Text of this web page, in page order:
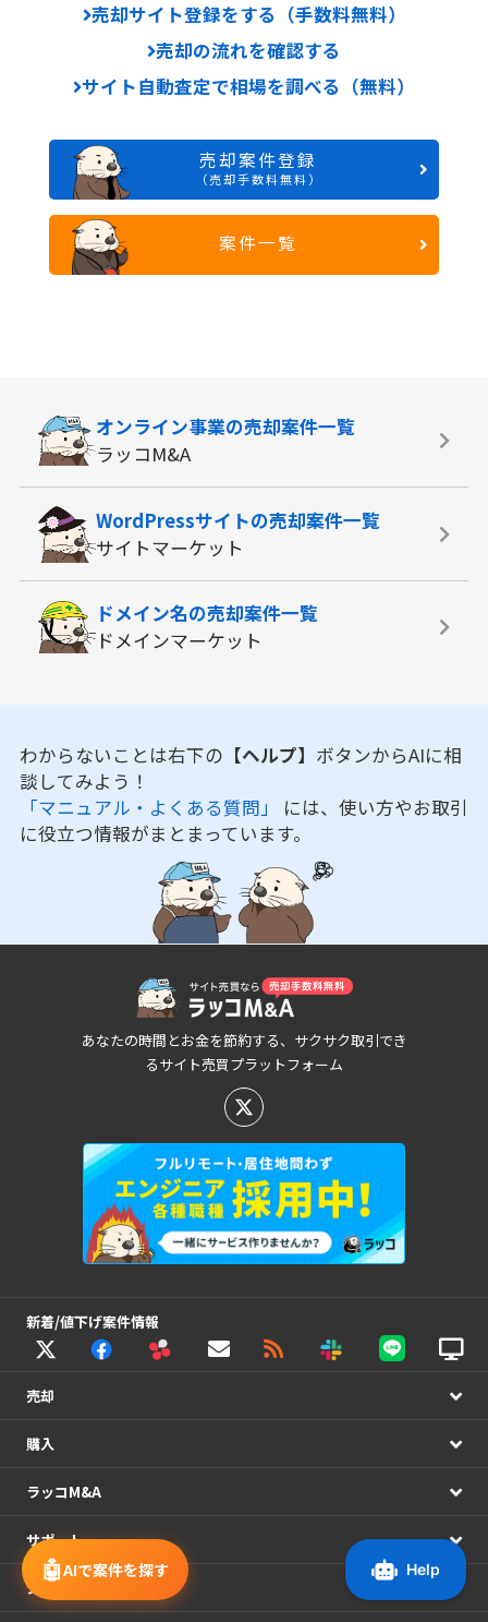
売却サイト登録をする（手数料無料）
売却の流れを確認する
サイト自動査定で相場を調べる（無料）
売却案件登録
（売却手数料無料）
案件一覧
🤖AIで案件を探す
オンライン事業の売却案件一覧
ラッコM&A
WordPressサイトの売却案件一覧
サイトマーケット
ドメイン名の売却案件一覧
ドメインマーケット
わからないことは右下の 【ヘルプ】 ボタンからAIに相
談してみよう！
「マニュアル・よくある質問」 には、使い方やお取引
に役立つ情報がまとまっています。
あなたの時間とお金を節約する、サクサク取引でき
るサイト売買プラットフォーム
新着/値下げ案件情報
売却
購入
ラッコM&A
サポート
システム連携